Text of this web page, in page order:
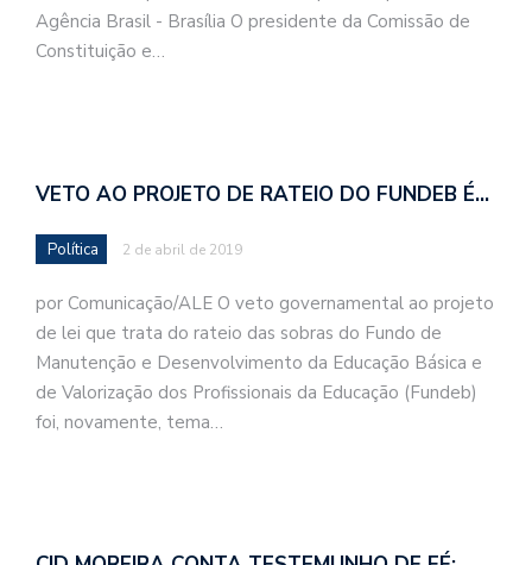
Agência Brasil - Brasília O presidente da Comissão de
Constituição e…
VETO AO PROJETO DE RATEIO DO FUNDEB É…
Política 2 de abril de 2019
por Comunicação/ALE O veto governamental ao projeto
de lei que trata do rateio das sobras do Fundo de
Manutenção e Desenvolvimento da Educação Básica e
de Valorização dos Profissionais da Educação (Fundeb)
foi, novamente, tema…